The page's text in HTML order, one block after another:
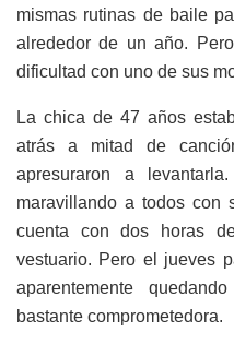
mismas rutinas de baile
alrededor de un año.
dificultad con uno de sus
La chica de 47 años
atrás a mitad de
apresuraron a
maravillando a todos con
cuenta con dos horas
vestuario. Pero el jueves
aparentemente
bastante comprometedora.